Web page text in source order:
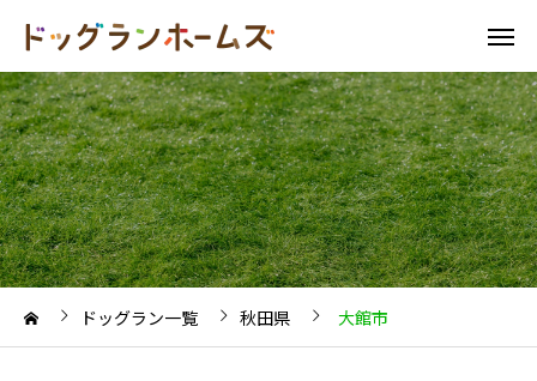
ドッグラン一覧 秋田県 大館市